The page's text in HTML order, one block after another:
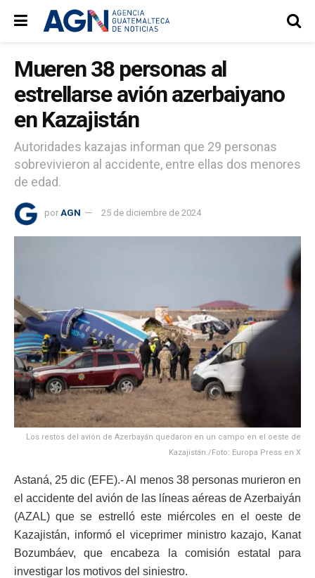
Mueren 38 personas al
estrellarse avión azerbaiyano
en Kazajistán
Autoridades kazajas informan que 29 personas
sobrevivieron al accidente, entre ellas dos menores
de edad.
por AGN 25 de diciembre de 2024
Los restos del avión de Azerbayán quedaron en un campo en el oeste de
Kazajistán./Foto: Europa Press en X
Astaná, 25 dic (EFE).- Al menos 38 personas murieron en
el accidente del avión de las líneas aéreas de Azerbaiyán
(AZAL) que se estrelló este miércoles en el oeste de
Kazajistán, informó el viceprimer ministro kazajo, Kanat
Bozumbáev, que encabeza la comisión estatal para
investigar los motivos del siniestro.